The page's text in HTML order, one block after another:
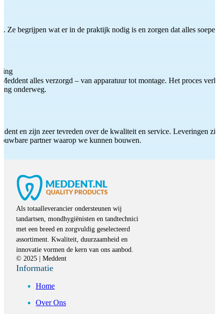
Ze begrijpen wat er in de praktijk nodig is en zorgen dat alles
alles verzorgd – van apparatuur tot montage. Het proces
onderweg.
en zijn zeer tevreden over de kwaliteit en service. Leveringen
partner waarop we kunnen bouwen.
Als totaalleverancier ondersteunen wij
tandartsen, mondhygiënisten en tandtechnici
met een breed en zorgvuldig geselecteerd
assortiment. Kwaliteit, duurzaamheid en
innovatie vormen de kern van ons aanbod.
© 2025 | Meddent
Informatie
Home
Over Ons